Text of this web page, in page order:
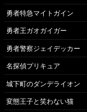
勇者特急マイトガイン
勇者王ガオガイガー
勇者警察ジェイデッカー
名探偵プリキュア
城下町のダンデライオン
変態王子と笑わない猫